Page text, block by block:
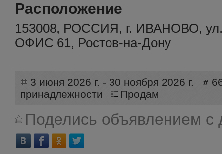
Расположение
153008, РОССИЯ, г. ИВАНОВО,
ОФИС 61, Ростов-на-Дону
3 июня 2026 г. - 30 ноября 2026 г.
принадлежности
Продам
Поделись объявлением с